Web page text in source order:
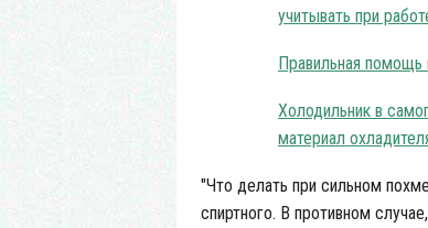
учитывать при
Правильная помощь
Холодильник в
материал
"Что делать при сильном
спиртного. В противном